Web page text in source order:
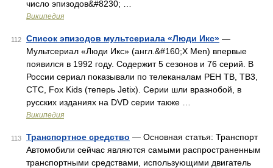
число эпизодов&#8230; …
Википедия
112 Список эпизодов мультсериала «Люди Икс» —
Мультсериал «Люди Икс» (англ.&#160;X Men) впервые
появился в 1992 году. Содержит 5 сезонов и 76 серий. В
России сериал показывали по телеканалам РЕН ТВ, ТВ3,
СТС, Fox Kids (теперь Jetix). Серии шли вразнобой, в
русских изданиях на DVD серии также …
Википедия
113 Транспортное средство — Основная статья: Транспорт
Автомобили сейчас являются самыми распространенным
транспортными средствами, использующими двигатель